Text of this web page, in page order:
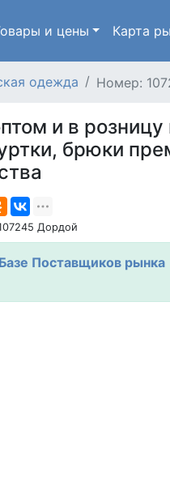
и цены Карта
одежда Номер:
и в розницу
брюки
Дордой
Базе Поставщиков рынка